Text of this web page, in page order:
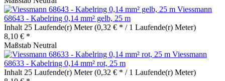
Viessmann
68643 - Kabelring 0,14 mm² gelb, 25 m
Inhalt 25 Laufende(r) Meter(0,32 € * / 1 Laufende(r) Meter)
8,10 € *
Maßstab Neutral
Viessmann
68633 - Kabelring 0,14 mm² rot, 25 m
Inhalt 25 Laufende(r) Meter(0,32 € * / 1 Laufende(r) Meter)